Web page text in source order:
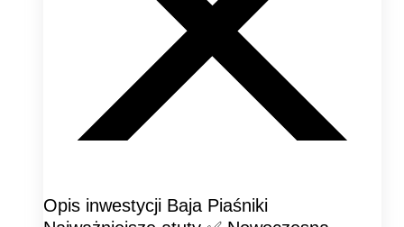
Opis inwestycji Baja Piaśniki